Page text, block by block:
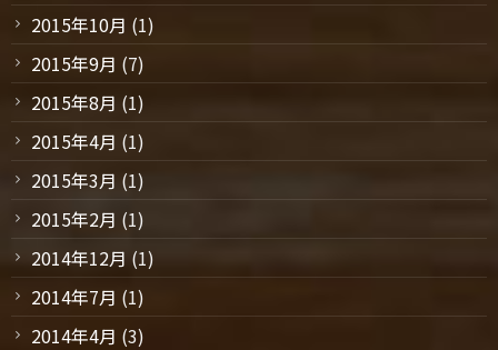
2015年10月 (1)
2015年9月 (7)
2015年8月 (1)
2015年4月 (1)
2015年3月 (1)
2015年2月 (1)
2014年12月 (1)
2014年7月 (1)
2014年4月 (3)